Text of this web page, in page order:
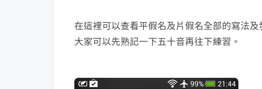
在這裡可以查看平假名及片假名全部的寫法
大家可以先熟記一下五十音再往下練習。